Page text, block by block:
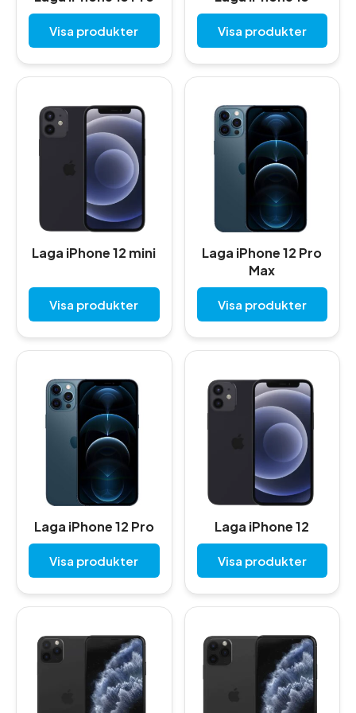
Visa produkter Visa produkter
Laga iPhone 12 mini
Visa produkter
Laga iPhone 12 Pro
Max
Visa produkter
Laga iPhone 12 Pro
Visa produkter
Laga iPhone 12
Visa produkter